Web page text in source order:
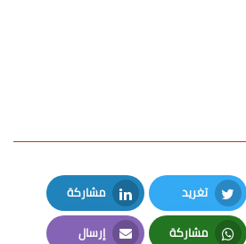
تغريد
Twitter
مشاركة
LinkedIn
مشاركة إرسال